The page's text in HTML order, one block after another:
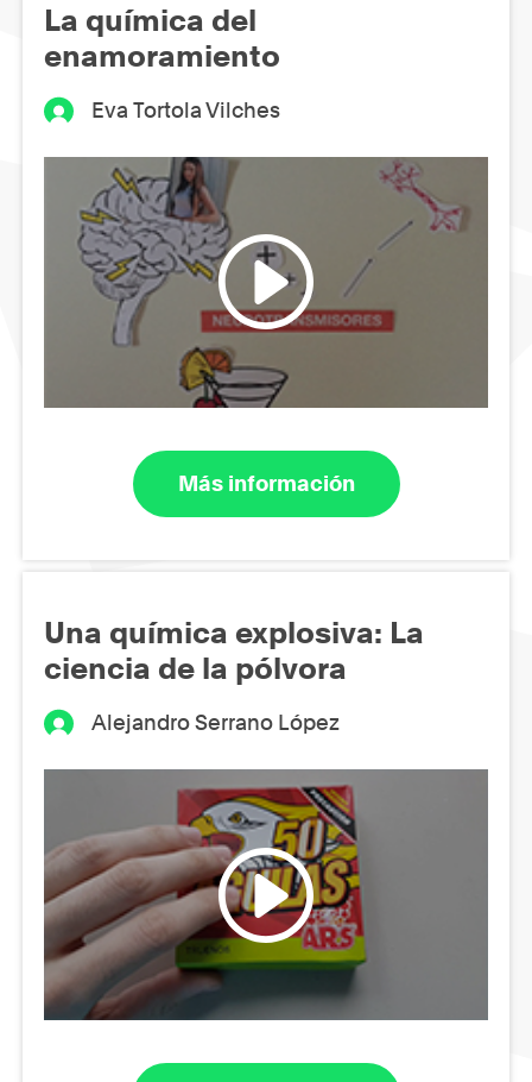
La química del
enamoramiento
Eva Tortola Vilches
Más información
Una química explosiva: La
ciencia de la pólvora
Alejandro Serrano López